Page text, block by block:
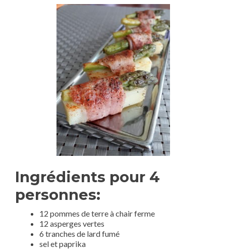
Ingrédients pour 4
personnes:
12 pommes de terre à chair ferme
12 asperges vertes
6 tranches de lard fumé
sel et paprika